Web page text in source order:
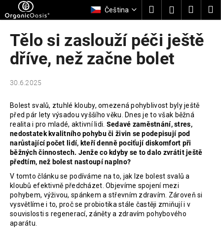
na
obsah
Čeština HledatPřihlášení
Tělo si zaslouží péči ještě
dříve, než začne bolet
30.6.2025
Bolest svalů, ztuhlé klouby, omezená pohyblivost byly ještě
před pár lety výsadou vyššího věku. Dnes je to však běžná
realita i pro mladé, aktivní lidi. Sedavé zaměstnání, stres,
nedostatek kvalitního pohybu či živin se podepisují pod
narůstající počet lidí, kteří denně pociťují diskomfort při
běžných činnostech. Jenže co kdyby se to dalo zvrátit ještě
předtím, než bolest nastoupí naplno?
V tomto článku se podíváme na to, jak lze bolest svalů a
kloubů efektivně předcházet. Objevíme spojení mezi
pohybem, výživou, spánkem a střevním zdravím. Zároveň si
vysvětlíme i to, proč se probiotika stále častěji zmiňují i v
souvislosti s regenerací, záněty a zdravím pohybového
aparátu.
o
C
o
p
t
ř
e
b
u
j
e
t
e
n